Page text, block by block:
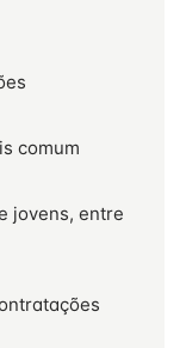
comum
jovens, entre